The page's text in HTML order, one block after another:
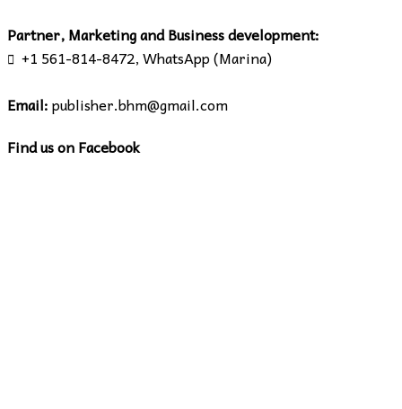
Partner, Marketing and Business development:
 +1 561-814-8472, WhatsApp (Marina)
Email:publisher.bhm@gmail.com
Find us on Facebook